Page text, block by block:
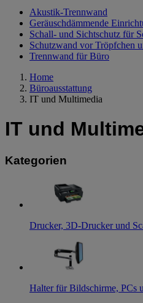
Akustik-Trennwand
Geräuschdämmende
Schall- und Sichtschutz für
Schutzwand vor Tröpfchen
Trennwand für Büro
Home
Büroausstattung
IT und Multimedia
IT und
Kategorien
Drucker, 3D-Drucker und
Halter für Bildschirme, PCs